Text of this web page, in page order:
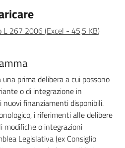
L 267 2006(Excel - 45,5 KB)
prima delibera a cui possono
o di integrazione in
nuovi finanziamenti disponibili.
i riferimenti alle delibere
modifiche o integrazioni
Legislativa (ex Consiglio